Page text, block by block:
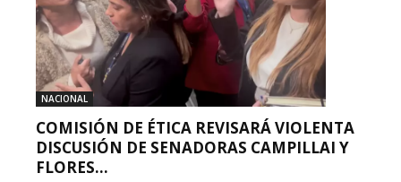
NACIONAL
COMISIÓN DE ÉTICA REVISARÁ VIOLENTA
DISCUSIÓN DE SENADORAS CAMPILLAI Y
FLORES...